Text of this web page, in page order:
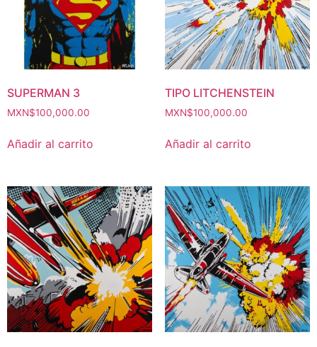
SUPERMAN 3
MXN$100,000.00
Añadir al carrito
TIPO LITCHENSTEIN
MXN$100,000.00
Añadir al carrito